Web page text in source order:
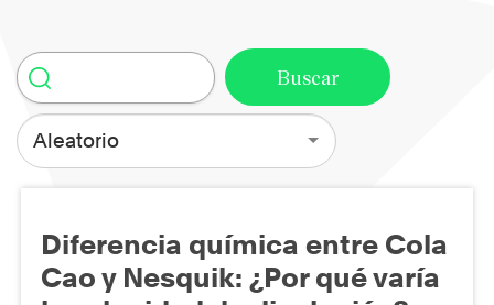
Aleatorio
Diferencia química entre Cola
Cao y Nesquik: ¿Por qué varía